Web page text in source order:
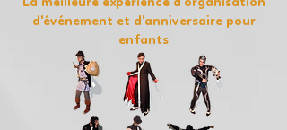
La meilleure expérience d'organisation
d'événement et d'anniversaire pour
enfants